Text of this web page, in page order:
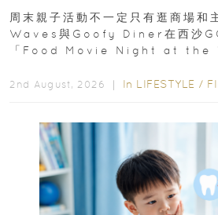
外影院逢週末登場
周末親子活動不一定只有逛商場
Waves與Goofy Diner在西沙
「Food Movie Night at the
2nd August, 2026 ｜ In LIFESTYLE /